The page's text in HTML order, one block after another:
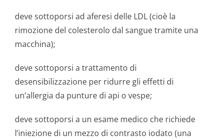
deve sottoporsi ad aferesi delle LDL (cioè la
rimozione del colesterolo dal sangue tramite una
macchina);
deve sottoporsi a trattamento di
desensibilizzazione per ridurre gli effetti di
un’allergia da punture di api o vespe;
deve sottoporsi a un esame medico che richiede
l’iniezione di un mezzo di contrasto iodato (una